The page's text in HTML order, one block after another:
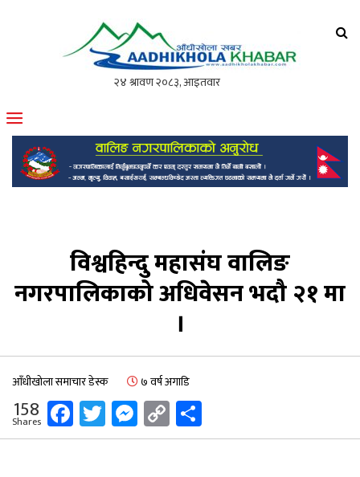
मोफसलकै लोकप्रिय अनलाइन पत्रिका
विश्वहिन्दु महासंघ वालिङ
नगरपालिकाको अधिवेसन भदौ २१ मा
।
आँधीखोला समाचार डेस्क ७ वर्ष अगाडि
158
Shares Facebook
Twitter
Messenger
Copy
Link